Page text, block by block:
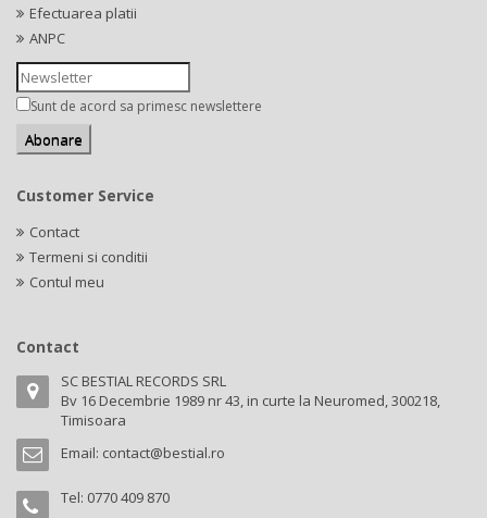
Efectuarea platii
ANPC
Sunt de acord sa primesc newslettere
Customer Service
Contact
Termeni si conditii
Contul meu
Contact
SC BESTIAL RECORDS SRL
Bv 16 Decembrie 1989 nr 43, in curte la Neuromed, 300218,
Timisoara
Email: contact@bestial.ro
Tel: 0770 409 870